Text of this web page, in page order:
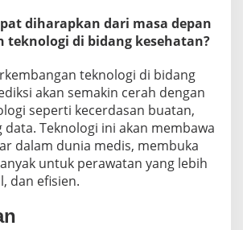
diharapkan dari masa depan
teknologi di bidang kesehatan?
teknologi di bidang
akan semakin cerah dengan
seperti kecerdasan buatan,
Teknologi ini akan membawa
dalam dunia medis, membuka
untuk perawatan yang lebih
dan efisien.